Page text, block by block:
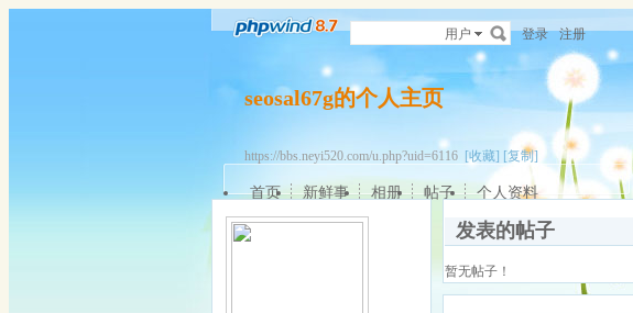
用户 登录 注册
seosal67g的个人主页
https://bbs.neyi520.com/u.php?uid=6116 [收藏] [复制]
首页 新鲜事 相册 帖子 个人资料
发表的帖子
暂无帖子！